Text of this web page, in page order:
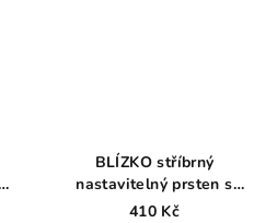
BLÍZKO stříbrný
nastavitelný prsten s
měsícem a hvězdou
410 Kč